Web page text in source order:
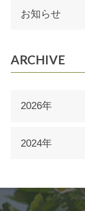
お知らせ
ARCHIVE
2026年
2024年